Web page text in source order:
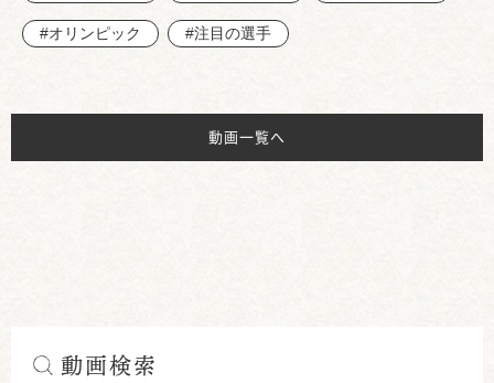
#オリンピック #注目の選手
動画一覧へ
動画検索